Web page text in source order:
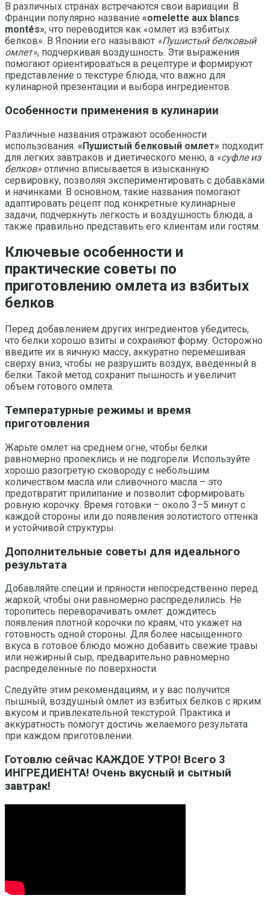
В различных странах встречаются свои вариации. В
Франции популярно название «omelette aux blancs
montés», что переводится как «омлет из взбитых
белков». В Японии его называют «Пушистый белковый
омлет», подчеркивая воздушность. Эти выражения
помогают ориентироваться в рецептуре и формируют
представление о текстуре блюда, что важно для
кулинарной презентации и выбора ингредиентов.
Особенности применения в кулинарии
Различные названия отражают особенности
использования. «Пушистый белковый омлет» подходит
для легких завтраков и диетического меню, а «суфле из
белков» отлично вписывается в изысканную
сервировку, позволяя экспериментировать с добавками
и начинками. В основном, такие названия помогают
адаптировать рецепт под конкретные кулинарные
задачи, подчеркнуть легкость и воздушность блюда, а
также правильно представить его клиентам или гостям.
Ключевые особенности и
практические советы по
приготовлению омлета из взбитых
белков
Перед добавлением других ингредиентов убедитесь,
что белки хорошо взиты и сохраняют форму. Осторожно
введите их в яичную массу, аккуратно перемешивая
сверху вниз, чтобы не разрушить воздух, введённый в
белки. Такой метод сохранит пышность и увеличит
объем готового омлета.
Температурные режимы и время
приготовления
Жарьте омлет на среднем огне, чтобы белки
равномерно пропеклись и не подгорели. Используйте
хорошо разогретую сковороду с небольшим
количеством масла или сливочного масла – это
предотвратит прилипание и позволит сформировать
ровную корочку. Время готовки – около 3–5 минут с
каждой стороны или до появления золотистого оттенка
и устойчивой структуры.
Дополнительные советы для идеального
результата
Добавляйте специи и пряности непосредственно перед
жаркой, чтобы они равномерно распределились. Не
торопитесь переворачивать омлет: дождитесь
появления плотной корочки по краям, что укажет на
готовность одной стороны. Для более насыщенного
вкуса в готовое блюдо можно добавить свежие травы
или нежирный сыр, предварительно равномерно
распределённые по поверхности.
Следуйте этим рекомендациям, и у вас получится
пышный, воздушный омлет из взбитых белков с ярким
вкусом и привлекательной текстурой. Практика и
аккуратность помогут достичь желаемого результата
при каждом приготовлении.
Готовлю сейчас КАЖДОЕ УТРО! Всего 3
ИНГРЕДИЕНТА! Очень вкусный и сытный
завтрак!